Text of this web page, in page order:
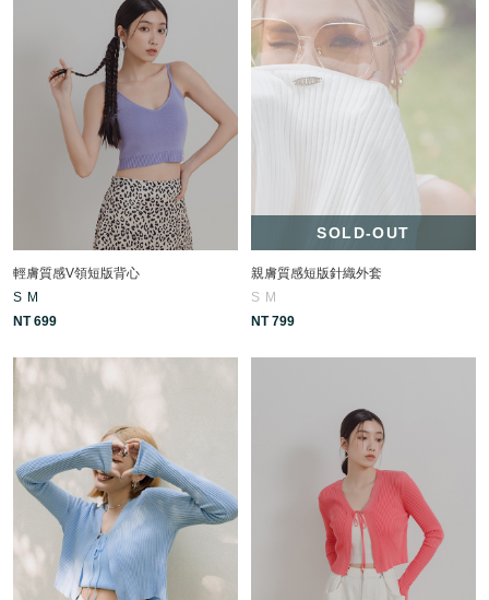
輕膚質感V領短版背心
S M
NT 699
SOLD-OUT
親膚質感短版針織外套
S M
NT 799